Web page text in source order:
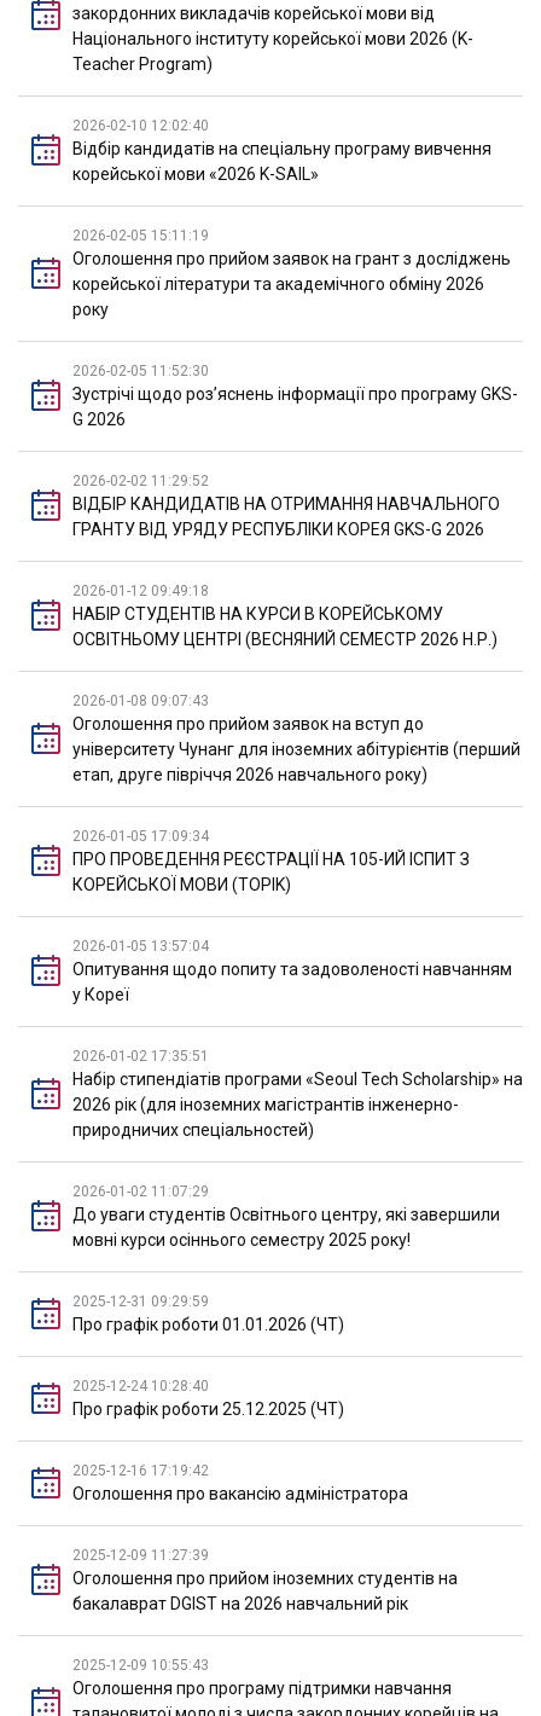
закордонних викладачів корейської мови від
Національного інституту корейської мови 2026 (K-
Teacher Program)
2026-02-10 12:02:40
Відбір кандидатів на спеціальну програму вивчення
корейської мови «2026 K-SAIL»
2026-02-05 15:11:19
Оголошення про прийом заявок на грант з досліджень
корейської літератури та академічного обміну 2026
року
2026-02-05 11:52:30
Зустрічі щодо розʼяснень інформації про програму GKS-
G 2026
2026-02-02 11:29:52
ВІДБІР КАНДИДАТІВ НА ОТРИМАННЯ НАВЧАЛЬНОГО
ГРАНТУ ВІД УРЯДУ РЕСПУБЛІКИ КОРЕЯ GKS-G 2026
2026-01-12 09:49:18
НАБІР СТУДЕНТІВ НА КУРСИ В КОРЕЙСЬКОМУ
ОСВІТНЬОМУ ЦЕНТРІ (ВЕСНЯНИЙ СЕМЕСТР 2026 Н.Р.)
2026-01-08 09:07:43
Оголошення про прийом заявок на вступ до
університету Чунанг для іноземних абітурієнтів (перший
етап, друге півріччя 2026 навчального року)
2026-01-05 17:09:34
ПРО ПРОВЕДЕННЯ РЕЄСТРАЦІЇ НА 105-ИЙ ІСПИТ З
КОРЕЙСЬКОЇ МОВИ (TOPIK)
2026-01-05 13:57:04
Опитування щодо попиту та задоволеності навчанням
у Кореї
2026-01-02 17:35:51
Набір стипендіатів програми «Seoul Tech Scholarship» на
2026 рік (для іноземних магістрантів інженерно-
природничих спеціальностей)
2026-01-02 11:07:29
До уваги студентів Освітнього центру, які завершили
мовні курси осіннього семестру 2025 року!
2025-12-31 09:29:59
Про графік роботи 01.01.2026 (ЧТ)
2025-12-24 10:28:40
Про графік роботи 25.12.2025 (ЧТ)
2025-12-16 17:19:42
Оголошення про вакансію адміністратора
2025-12-09 11:27:39
Оголошення про прийом іноземних студентів на
бакалаврат DGIST на 2026 навчальний рік
2025-12-09 10:55:43
Оголошення про програму підтримки навчання